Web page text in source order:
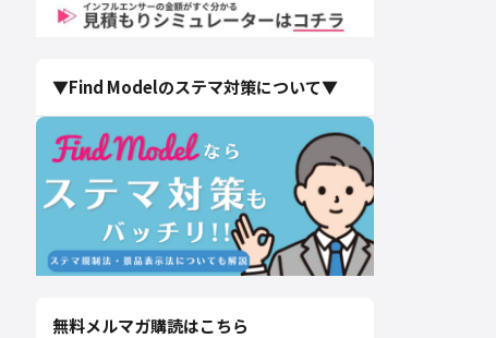
▼Find Modelのステマ対策について▼
無料メルマガ購読はこちら